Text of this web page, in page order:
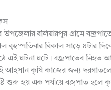
উপজেলার বলিয়ারপুর গ্রামে
বৃহস্পতিবার বিকাল সাড়ে ৪টার
এই ঘটনা ঘটে। বজ্রপাতের
আহসান কৃষি কাজের জন্য
শুরু হয় এক পর্যায়ে বজ্রপাত